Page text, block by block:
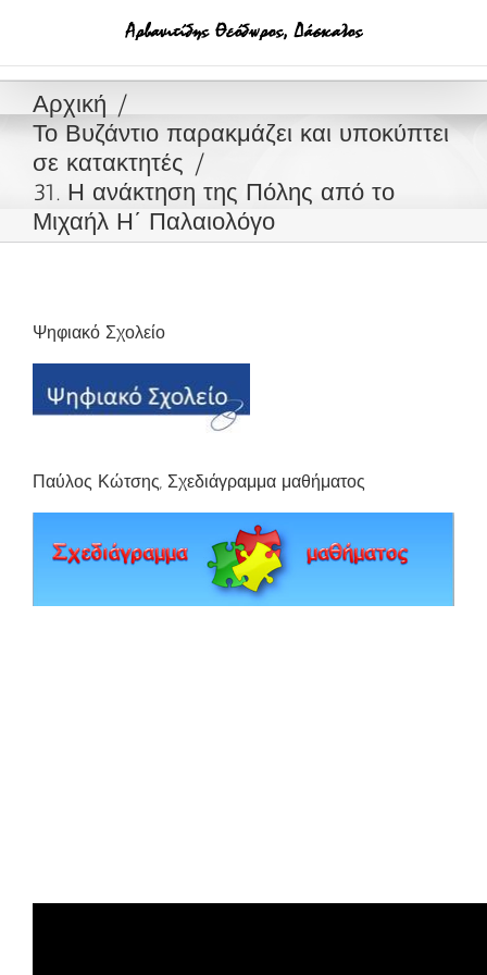
Αρχική
Το Βυζάντιο παρακμάζει και υποκύπτει
σε κατακτητές
31. Η ανάκτηση της Πόλης από το
Μιχαήλ Η΄ Παλαιολόγο
Ψηφιακό Σχολείο
Παύλος Κώτσης, Σχεδιάγραμμα μαθήματος